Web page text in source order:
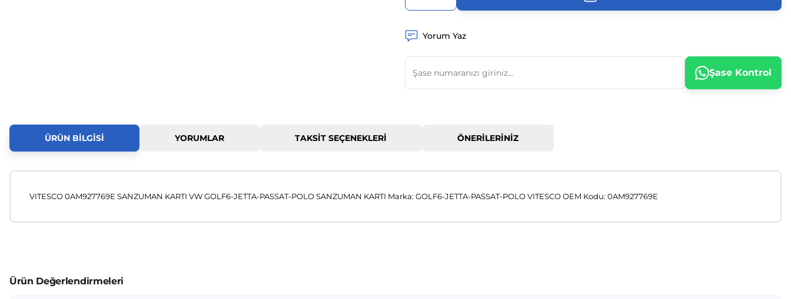
Yorum Yaz
Şase Kontrol
ÜRÜN BILGISI YORUMLAR TAKSIT SEÇENEKLERI ÖNERILERINIZ
VITESCO 0AM927769E SANZUMAN KARTI VW GOLF6-JETTA-PASSAT-POLO SANZUMAN KARTI Marka: GOLF6-JETTA-PASSAT-POLO VITESCO OEM Kodu: 0AM927769E